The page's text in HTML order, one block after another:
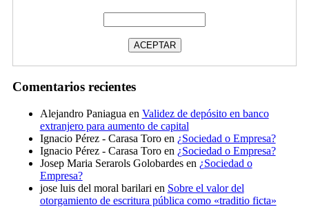
Comentarios recientes
Alejandro Paniagua en Validez de depósito en banco
extranjero para aumento de capital
Ignacio Pérez - Carasa Toroen ¿Sociedad o Empresa?
Ignacio Pérez - Carasa Toroen ¿Sociedad o Empresa?
Josep Maria Serarols Golobardesen ¿Sociedad o
Empresa?
jose luis del moral barilari en Sobre el valor del
otorgamiento de escritura pública como «traditio ficta»